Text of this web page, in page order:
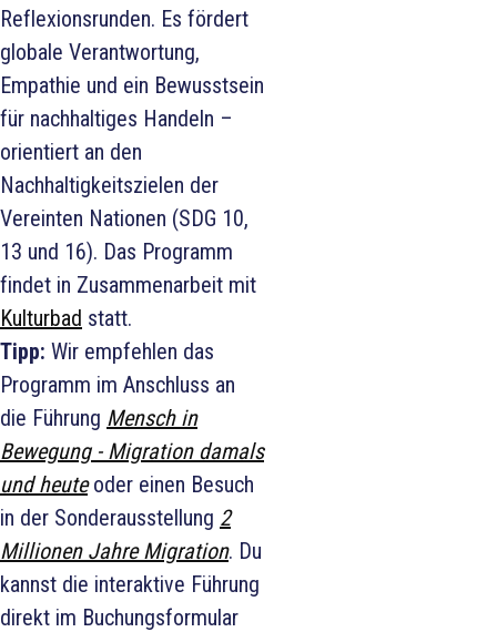
Reflexionsrunden. Es fördert
globale Verantwortung,
Empathie und ein Bewusstsein
für nachhaltiges Handeln –
orientiert an den
Nachhaltigkeitszielen der
Vereinten Nationen (SDG 10,
13 und 16). Das Programm
findet in Zusammenarbeit mit
Kulturbad statt.
Tipp: Wir empfehlen das
Programm im Anschluss an
die Führung Mensch in
Bewegung - Migration damals
und heuteoder einen Besuch
in der Sonderausstellung 2
Millionen Jahre Migration. Du
kannst die interaktive Führung
direkt im Buchungsformular